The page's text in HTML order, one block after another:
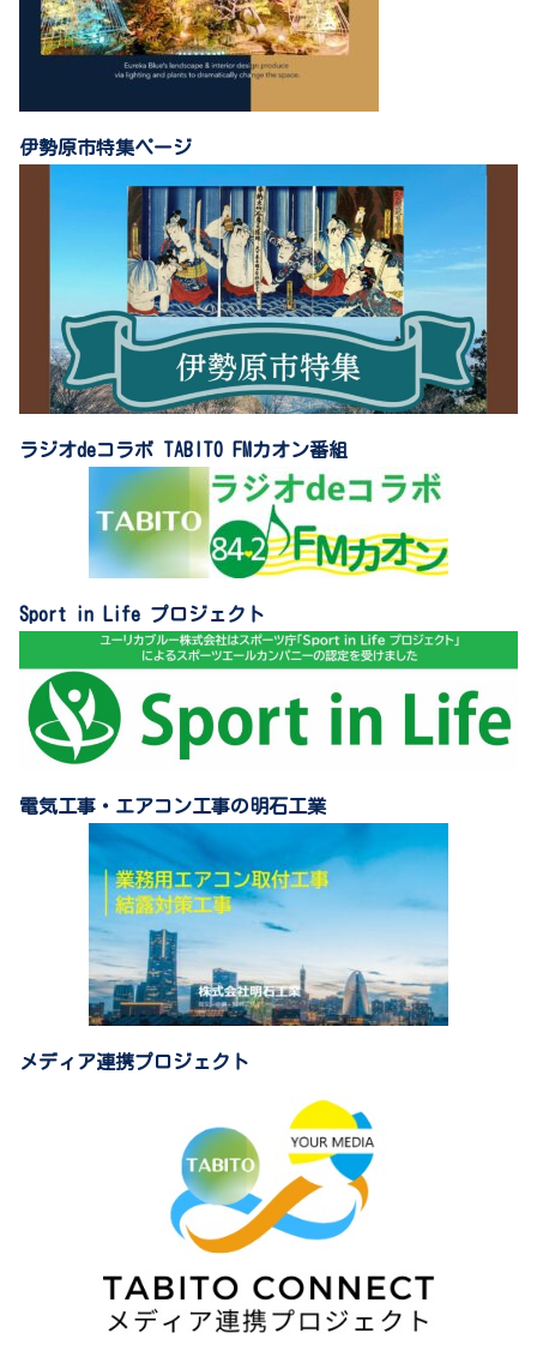
伊勢原市特集ページ
ラジオdeコラボ TABITO FMカオン番組
Sport in Life プロジェクト
電気工事・エアコン工事の明石工業
メディア連携プロジェクト